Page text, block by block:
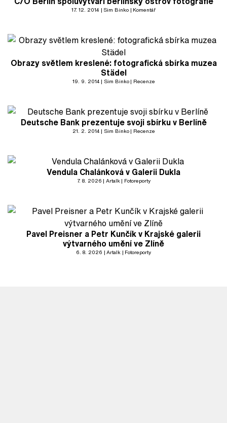
17. 12. 2014 Sim Binko Komentář
Obrazy světlem kreslené: fotografická sbírka muzea
Städel
19. 9. 2014 Sim Binko Recenze
Deutsche Bank prezentuje svoji sbírku v Berlíně
21. 2. 2014 Sim Binko Recenze
Vendula Chalánková v Galerii Dukla
7. 8. 2026 Artalk Fotoreporty
Pavel Preisner a Petr Kunčík v Krajské galerii
výtvarného umění ve Zlíně
6. 8. 2026 Artalk Fotoreporty